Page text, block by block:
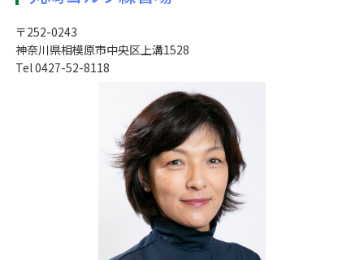
〒252-0243
神奈川県相模原市中央区上溝1528
Tel 0427-52-8118